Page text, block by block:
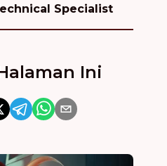
Specialist
Ini